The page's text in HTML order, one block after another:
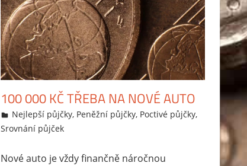
100 000 KČ TŘEBA NA NOVÉ AUTO
20.12.2014
Markéta Svobodová
Nejlepší půjčky, Peněžní půjčky, Poctivé půjčky,
Srovnání půjček
Nové auto je vždy finančně náročnou